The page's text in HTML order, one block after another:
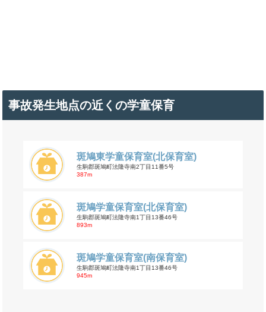
事故発生地点の近くの学童保育
斑鳩東学童保育室(北保育室)
生駒郡斑鳩町法隆寺南2丁目11番5号
387m
斑鳩学童保育室(北保育室)
生駒郡斑鳩町法隆寺南1丁目13番46号
893m
斑鳩学童保育室(南保育室)
生駒郡斑鳩町法隆寺南1丁目13番46号
945m